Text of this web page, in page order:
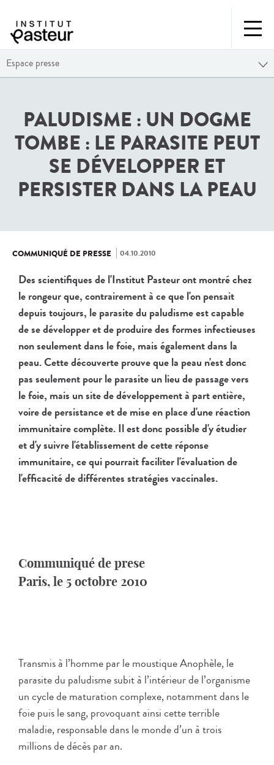
Espace presse
PALUDISME : UN DOGME
TOMBE : LE PARASITE PEUT
SE DÉVELOPPER ET
PERSISTER DANS LA PEAU
COMMUNIQUÉ DE PRESSE 04.10.2010
Des scientifiques de l'Institut Pasteur ont montré chez
le rongeur que, contrairement à ce que l'on pensait
depuis toujours, le parasite du paludisme est capable
de se développer et de produire des formes infectieuses
non seulement dans le foie, mais également dans la
peau. Cette découverte prouve que la peau n'est donc
pas seulement pour le parasite un lieu de passage vers
le foie, mais un site de développement à part entière,
voire de persistance et de mise en place d'une réaction
immunitaire complète. Il est donc possible d'y étudier
et d'y suivre l'établissement de cette réponse
immunitaire, ce qui pourrait faciliter l'évaluation de
l'efficacité de différentes stratégies vaccinales.
Communiqué de prese
Paris, le 5 octobre 2010
Transmis à l’homme par le moustique Anophèle, le
parasite du paludisme subit à l’intérieur de l’organisme
un cycle de maturation complexe, notamment dans le
foie puis le sang, provoquant ainsi cette terrible
maladie, responsable dans le monde d’un à trois
millions de décès par an.